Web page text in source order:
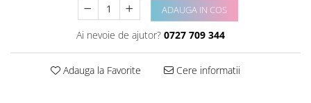
ADAUGA IN COS
Ai nevoie de ajutor? 0727 709 344
Adauga la Favorite Cere informatii